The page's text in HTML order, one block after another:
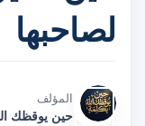
لصاحبها
المؤلف
حين يوقظك